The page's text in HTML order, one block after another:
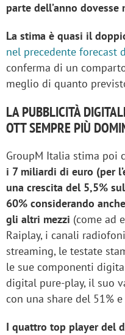
parte dell’anno
La stima è quasi il
nel precedente forecast
conferma di un
meglio di quanto
LA PUBBLICITÀ
OTT SEMPRE PIÙ
GroupM Italia stima poi
i 7 miliardi di euro (per
una crescita del 5,5%
60% considerando
gli altri mezzi (come ad
Raiplay, i canali
streaming, le testate
le sue componenti
digital pure-play, il suo
con una share del 51%
I quattro top player del